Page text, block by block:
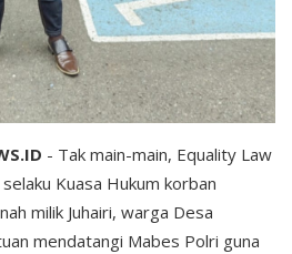
- Tak main-main, Equality Law
Kuasa Hukum korban
milik Juhairi, warga Desa
mendatangi Mabes Polri guna